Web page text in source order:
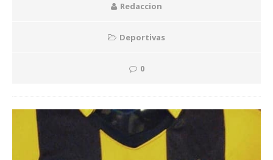
Redaccion
Deportivas
0